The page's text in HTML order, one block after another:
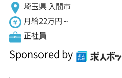
埼玉県 入間市
月給22万円～
正社員
Sponsored by